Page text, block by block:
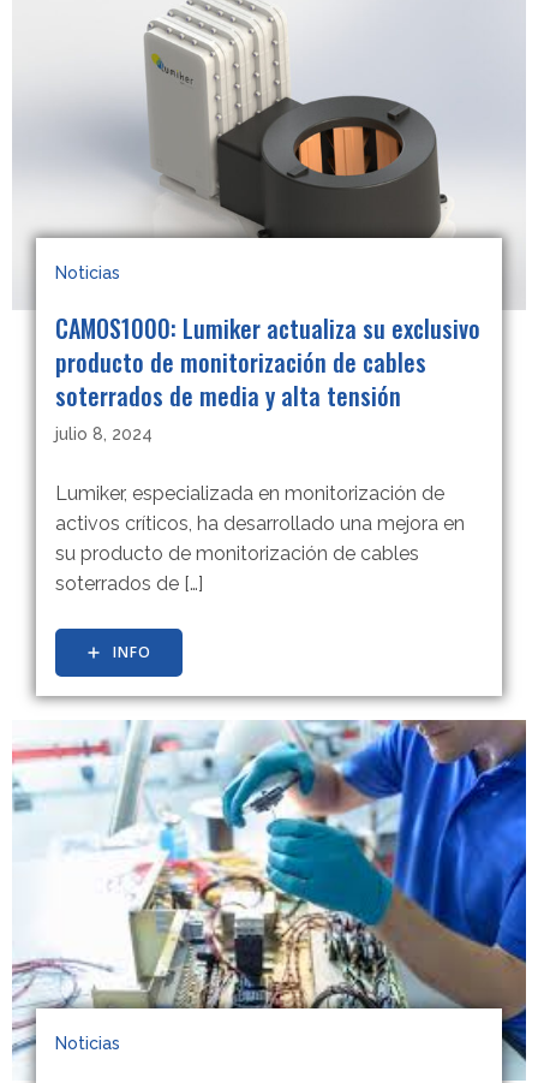
Noticias
CAMOS1000: Lumiker actualiza su exclusivo
producto de monitorización de cables
soterrados de media y alta tensión
julio 8, 2024
Lumiker, especializada en monitorización de
activos críticos, ha desarrollado una mejora en
su producto de monitorización de cables
soterrados de […]
INFO
Noticias